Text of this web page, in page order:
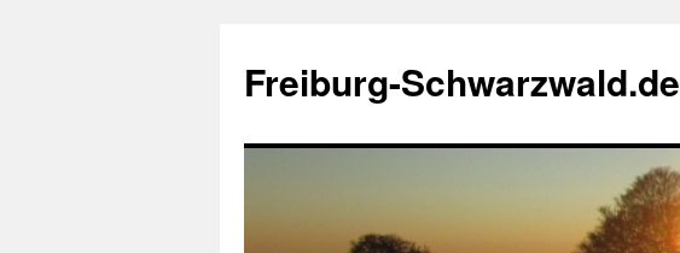
springen
Freiburg-Schwarzwald.de